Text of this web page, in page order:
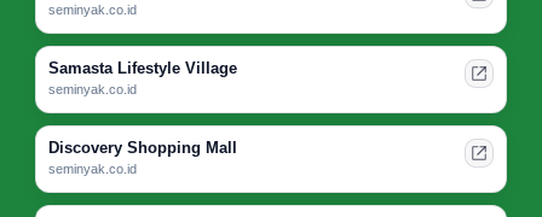
seminyak.co.id
Samasta Lifestyle Village
seminyak.co.id
Discovery Shopping Mall
seminyak.co.id